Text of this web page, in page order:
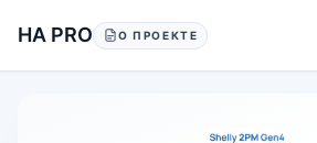
HA PRO О ПРОЕКТЕ